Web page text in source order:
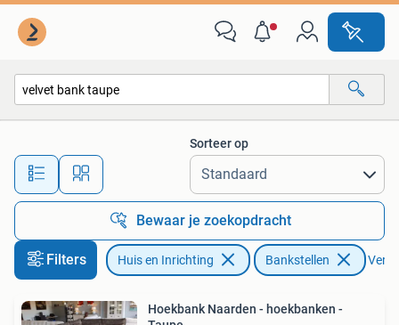
Alle afstanden…
Sorteer op
Bewaar je zoekopdracht
Filters Huis en Inrichting Bankstellen
Hoekbank Naarden - hoekbanken -